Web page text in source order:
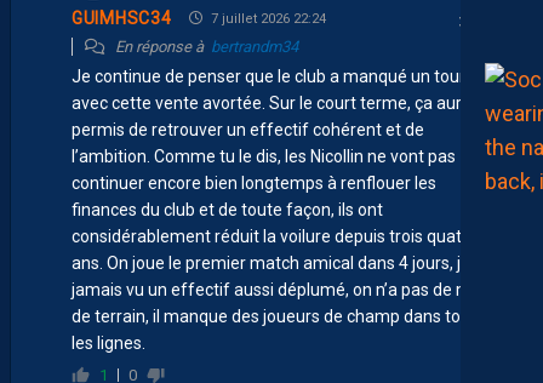
GUIMHSC34 7 juillet 2026 22:24
En réponse à bertrandm34
Je continue de penser que le club a manqué un tournant
avec cette vente avortée. Sur le court terme, ça aurait
permis de retrouver un effectif cohérent et de
l’ambition. Comme tu le dis, les Nicollin ne vont pas
continuer encore bien longtemps à renflouer les
finances du club et de toute façon, ils ont
considérablement réduit la voilure depuis trois quatre
ans. On joue le premier match amical dans 4 jours, j’ai
jamais vu un effectif aussi déplumé, on n’a pas de milieu
de terrain, il manque des joueurs de champ dans toutes
les lignes.
1 0